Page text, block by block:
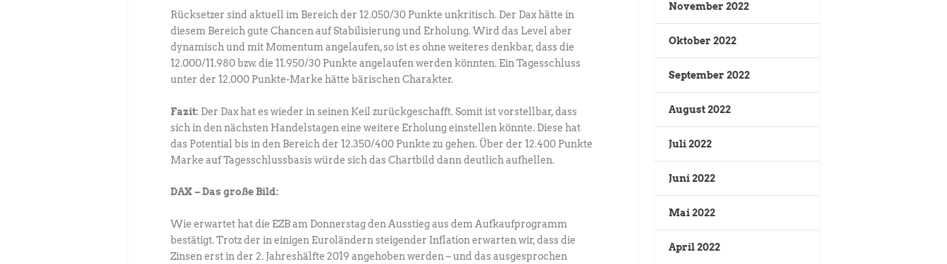
Rücksetzer sind aktuell im Bereich der 12.050/30 Punkte unkritisch. Der Dax hätte in
diesem Bereich gute Chancen auf Stabilisierung und Erholung. Wird das Level aber
dynamisch und mit Momentum angelaufen, so ist es ohne weiteres denkbar, dass die
12.000/11.980 bzw. die 11.950/30 Punkte angelaufen werden könnten. Ein Tagesschluss
unter der 12.000 Punkte-Marke hätte bärischen Charakter.
Fazit: Der Dax hat es wieder in seinen Keil zurückgeschafft. Somit ist vorstellbar, dass
sich in den nächsten Handelstagen eine weitere Erholung einstellen könnte. Diese hat
das Potential bis in den Bereich der 12.350/400 Punkte zu gehen. Über der 12.400 Punkte
Marke auf Tagesschlussbasis würde sich das Chartbild dann deutlich aufhellen.
DAX – Das große Bild:
Wie erwartet hat die EZB am Donnerstag den Ausstieg aus dem Aufkaufprogramm
bestätigt. Trotz der in einigen Euroländern steigender Inflation erwarten wir, dass die
Zinsen erst in der 2. Jahreshälfte 2019 angehoben werden – und das ausgesprochen
November 2022
Oktober 2022
September 2022
August 2022
Juli 2022
Juni 2022
Mai 2022
April 2022